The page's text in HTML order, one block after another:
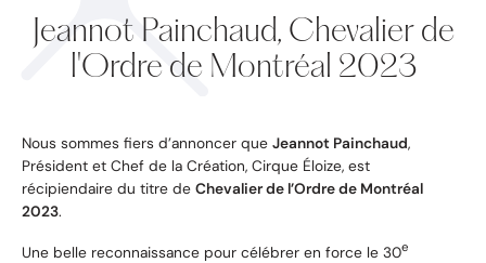
Jeannot Painchaud, Chevalier de
l'Ordre de Montréal 2023
Nous sommes fiers d’annoncer queJeannot Painchaud,
Président et Chef de la Création, Cirque Éloize, est
récipiendaire du titre deChevalier de l’Ordre de Montréal
2023.
Une belle reconnaissance pour célébrer en force le 30e